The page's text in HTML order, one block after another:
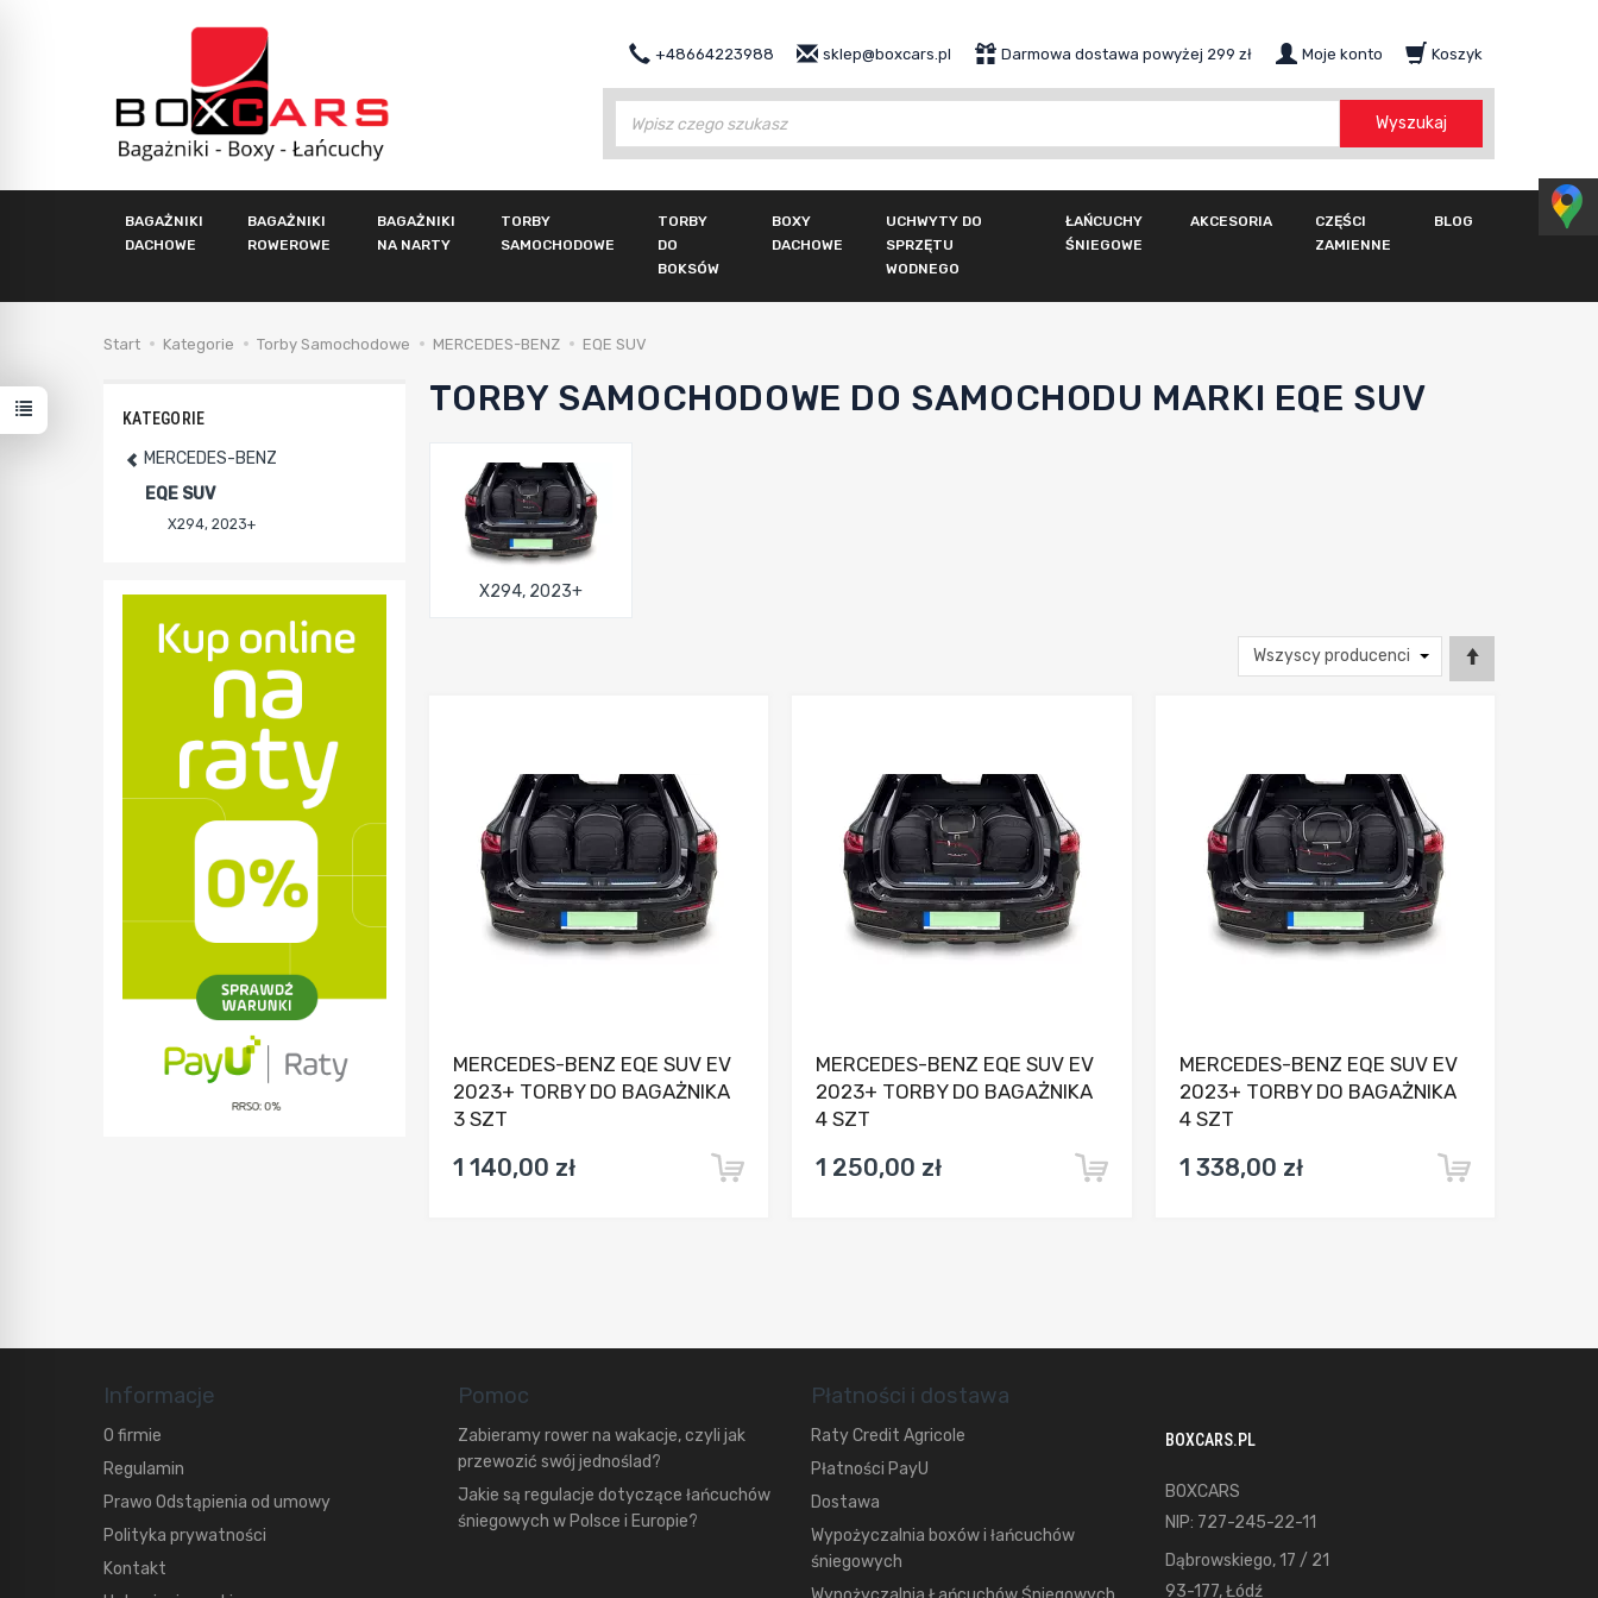
+48664223988 Darmowa dostawa powyżej 299 zł
sklep@boxcars.pl Moje konto Koszyk
Wyszukaj
BAGAŻNIKI
DACHOWE
BAGAŻNIKI
ROWEROWE
BAGAŻNIKI
NA NARTY
TORBY
SAMOCHODOWE
TORBY
DO
BOKSÓW
BOXY
DACHOWE
UCHWYTY DO
SPRZĘTU
WODNEGO
ŁAŃCUCHY
ŚNIEGOWE
AKCESORIA
CZĘŚCI
ZAMIENNE
BLOG
Start Kategorie Torby Samochodowe MERCEDES-BENZ EQE SUV
TORBY SAMOCHODOWE DO SAMOCHODU MARKI EQE SUV
X294, 2023+
MERCEDES-BENZ EQE SUV EV
2023+ TORBY DO BAGAŻNIKA
3 SZT
1 140,00 zł
MERCEDES-BENZ EQE SUV EV
2023+ TORBY DO BAGAŻNIKA
4 SZT
1 250,00 zł
MERCEDES-BENZ EQE SUV EV
2023+ TORBY DO BAGAŻNIKA
4 SZT
1 338,00 zł
KATEGORIE
MERCEDES-BENZ
EQE SUV
X294, 2023+
Informacje
O firmie
Regulamin
Prawo Odstąpienia od umowy
Polityka prywatności
Kontakt
Pomoc
Zabieramy rower na wakacje, czyli jak
przewozić swój jednoślad?
Jakie są regulacje dotyczące łańcuchów
śniegowych w Polsce i Europie?
Płatności i dostawa
Raty Credit Agricole
Płatności PayU
Dostawa
Wypożyczalnia boxów i łańcuchów
śniegowych
BOXCARS.PL
BOXCARS
NIP: 727-245-22-11
Dąbrowskiego, 17 / 21
93-177, Łódź